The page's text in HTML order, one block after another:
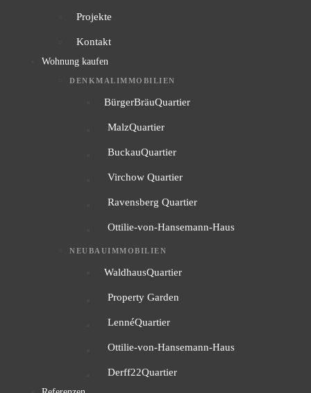
Projekte
Kontakt
Wohnung kaufen
DENKMALIMMOBILIEN
BürgerBräuQuartier
MalzQuartier
BuckauQuartier
Virchow Quartier
Ravensberg Quartier
Ottilie-von-Hansemann-Haus
NEUBAUIMMOBILIEN
WaldhausQuartier
Property Garden
LennéQuartier
Ottilie-von-Hansemann-Haus
Derff22Quartier